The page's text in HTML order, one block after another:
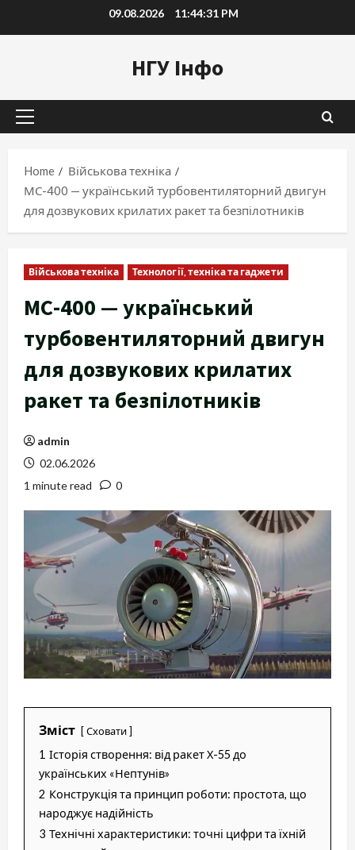
to
09.08.2026 11:44:32 PM
НГУ Інфо
Primary
Home
Військова техніка
МС-400 — український турбовентиляторний двигун
для дозвукових крилатих ракет та безпілотників
Військова техніка Технології, техніка та гаджети
МС-400 — український
турбовентиляторний двигун
для дозвукових крилатих
ракет та безпілотників
admin
02.06.2026
1 minute read
0
Зміст Сховати
1 Історія створення: від ракет Х-55 до
українських «Нептунів»
2 Конструкція та принцип роботи: простота, що
народжує надійність
3 Технічні характеристики: точні цифри та їхній